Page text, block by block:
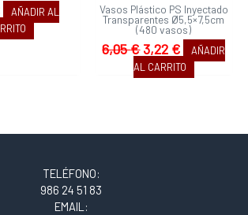
AÑADIR AL
Vasos Plástico PS Inyectado
Transparentes Ø5,5×7,5cm
(480 vasos)
6,05€ 3,22 €
AÑADIR
AL CARRITO
TELÉFONO:
986 24 51 83
EMAIL: